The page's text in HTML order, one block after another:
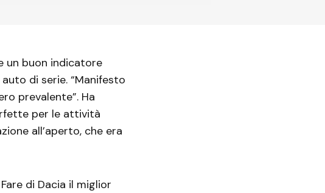
un buon indicatore
di serie. “Manifesto
prevalente”. Ha
per le attività
all’aperto, che era
di Dacia il miglior